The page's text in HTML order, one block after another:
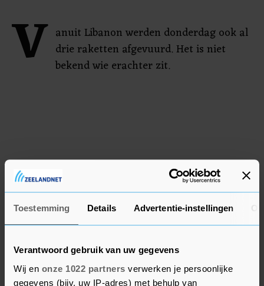
Toestemming Details Advertentie-instellingen
Verantwoord gebruik van uw gegevens
Wij en onze 1022 partners verwerken je persoonlijke
gegevens (bijv. uw IP-adres) met behulp van
V anuit Libanon werden donderdag ook al
drie raketten afgevuurd. Het is niet
bekend wie erachter zit.